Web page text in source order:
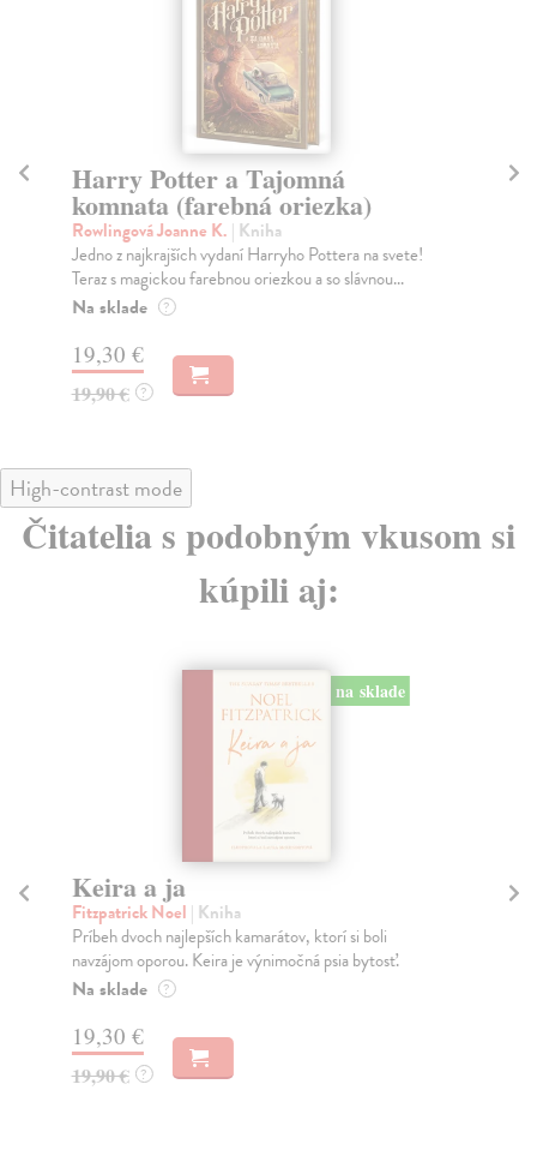
Harry Potter a Tajomná
komnata (farebná oriezka)
Rowlingová Joanne K. | Kniha
Jedno z najkrajších vydaní Harryho Pottera na svete!
Teraz s magickou farebnou oriezkou a so slávnou...
Na sklade ?
19,30 €
19,90 € ?
High-contrast mode
Čitatelia s podobným vkusom si
kúpili aj:
na sklade
Keira a ja
Fitzpatrick Noel | Kniha
Príbeh dvoch najlepších kamarátov, ktorí si boli
navzájom oporou. Keira je výnimočná psia bytosť.
Na sklade ?
19,30 €
19,90 € ?